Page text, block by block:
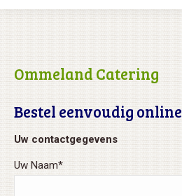
Ommeland Catering
Bestel eenvoudig online
Uw contactgegevens
Uw Naam*